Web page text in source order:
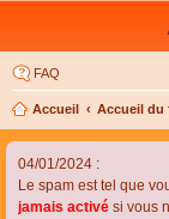
FAQ
Accueil Accueil du
04/01/2024 :
Le spam est tel que
jamais activé si vous